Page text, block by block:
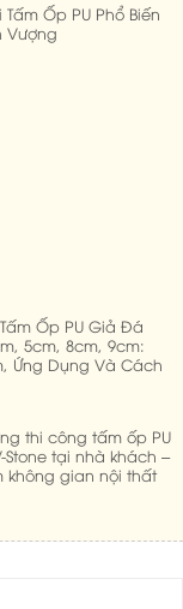
Ốp PU Phổ Biến
Vượng
Ốp PU Giả Đá
5cm, 8cm, 9cm:
Ứng Dụng Và Cách
thi công tấm ốp PU
Stone tại nhà khách –
không gian nội thất